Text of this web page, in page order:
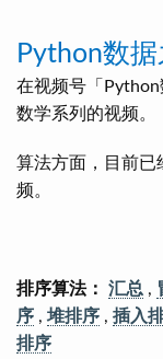
Python数据
在视频号「Python
数学系列的视频。
算法方面，目前已
频。
排序算法： 汇总 ,
序 , 堆排序 , 插入
排序